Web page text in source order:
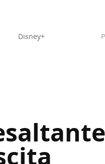
Disney+